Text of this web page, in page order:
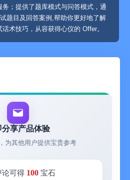
；提供了题库模式与问答模式，通
题目及回答案例,帮助你更好地了解
术技巧，从容获得心仪的 Offer。
分享产品体验
为其他用户提供宝贵参考
论可得 100 宝石